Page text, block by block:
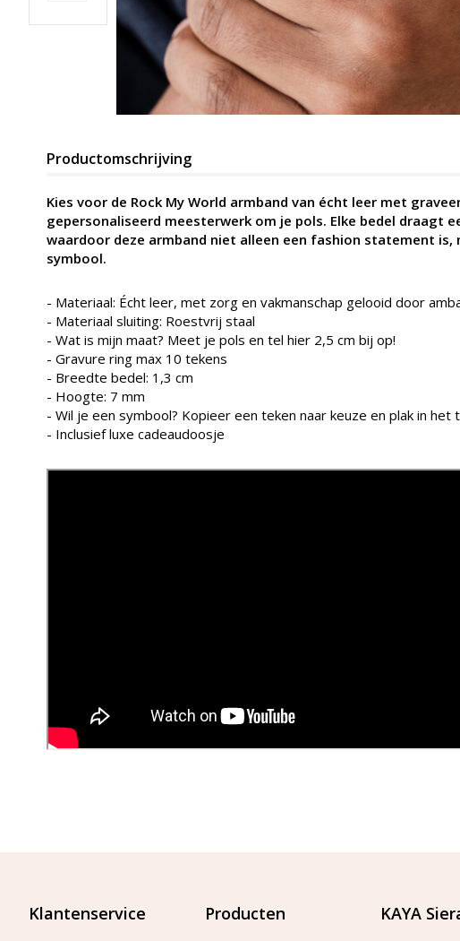
Productomschrijving
Kies voor de Rock My World armband van écht leer met
gepersonaliseerd meesterwerk om je pols. Elke bedel draagt
waardoor deze armband niet alleen een fashion statement is,
symbool.
- Materiaal: Écht leer, met zorg en vakmanschap gelooid door
- Materiaal sluiting: Roestvrij staal
- Wat is mijn maat? Meet je pols en tel hier 2,5 cm bij op!
- Gravure ring max 10 tekens
- Breedte bedel: 1,3 cm
- Hoogte: 7 mm
- Wil je een symbool? Kopieer een teken naar keuze en plak in
- Inclusief luxe cadeaudoosje
Klantenservice Producten KAYA